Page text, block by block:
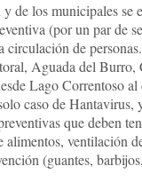
de los municipales se
(por un par de
circulación de
Aguada del
Lago Correntoso
caso de
que deben
ventilación
(guantes,